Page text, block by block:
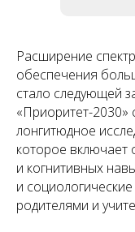
Расширение
обеспечения
стало следующей
«Приоритет-2030»
лонгитюдное
которое включает
и когнитивных
и
родителями и